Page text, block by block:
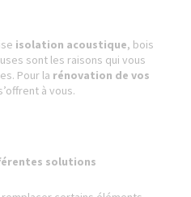
isolation acoustique, bois
sont les raisons qui vous
Pour la rénovation de vos
à vous.
solutions